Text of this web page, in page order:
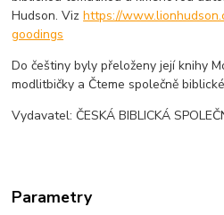
Hudson. Vizhttps://
goodings
Do češtiny byly přeloženy její knihy
modlitbičky a Čteme společně
Vydavatel: ČESKÁ BIBLICKÁ
Parametry